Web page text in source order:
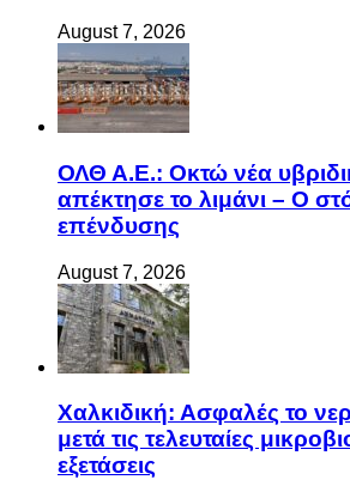
August 7, 2026
ΟΛΘ Α.Ε.: Οκτώ νέα
απέκτησε το λιμάνι – Ο
επένδυσης
August 7, 2026
Χαλκιδική: Ασφαλές το
μετά τις τελευταίες
εξετάσεις